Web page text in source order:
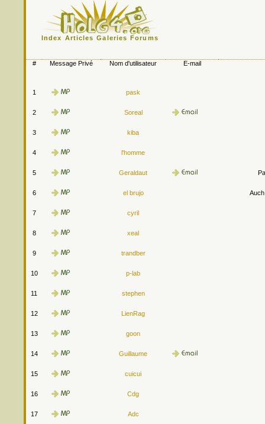
Index Articles Galeries Forums
# Message Privé Nom d'utilisateur E-mail
1 pask
2 Soreal
3 kiba
4 l'homme
5 Geraldaut
6 el brujo
7 cyril
8 xeal
9 trandber
10 p-lab
11 stephen
12 LienRag
13 goon
14 Guillaume
15 cuicui
16 Cdg
17 Adc